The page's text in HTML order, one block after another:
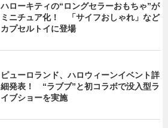
ハローキティの“ロングセラーおもちゃ”が
ミニチュア化！ 「サイフおしゃれ」など
カプセルトイに登場
ピューロランド、ハロウィーンイベント詳
細発表！ “ラブブ”と初コラボで没入型ラ
イブショーを実施